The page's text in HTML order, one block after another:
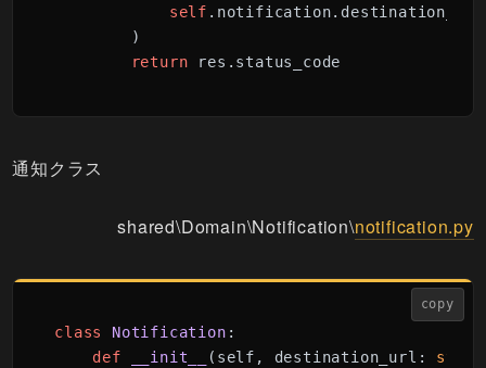
self
)
return res.status_code
通知クラス
shared\Domain\Notification\notification.py
copy
class Notification :
def
__init__ ( self, destination_url: str